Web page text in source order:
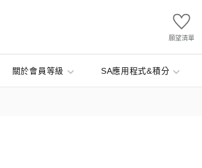
願望清單
關於會員等級 SA應用程式&積分